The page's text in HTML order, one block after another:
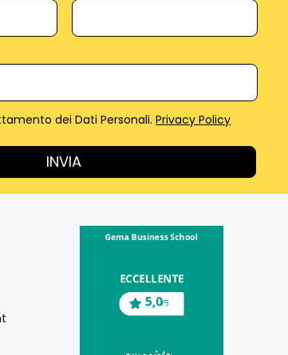
dei Dati Personali.Privacy Policy